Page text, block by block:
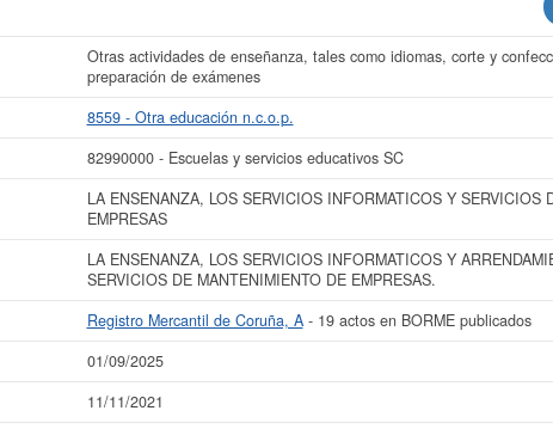
Otras actividades de enseñanza, tales como idiomas, corte y
preparación de exámenes
8559 - Otra educación n.c.o.p.
82990000 - Escuelas y servicios educativos SC
LA ENSENANZA, LOS SERVICIOS INFORMATICOS Y SERVICIOS
EMPRESAS
LA ENSENANZA, LOS SERVICIOS INFORMATICOS Y
SERVICIOS DE MANTENIMIENTO DE EMPRESAS.
Registro Mercantil de Coruña, A- 19 actos en BORME publicados
01/09/2025
11/11/2021